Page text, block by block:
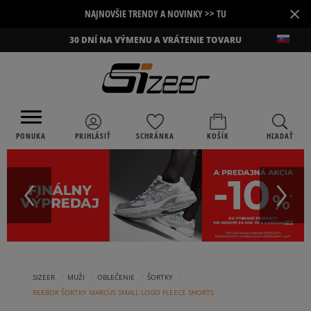
NAJNOVŠIE TRENDY A NOVINKY >> TU ×
30 DNÍ NA VÝMENU A VRÁTENIE TOVARU
PONUKA PRIHLÁSIŤ SCHRÁNKA KOŠÍK HĽADAŤ
SIZEER MUŽI OBLEČENIE ŠORTKY
REEBOK ŠORTKY MARCUS SMALL LOGO FLEECE SHORTS